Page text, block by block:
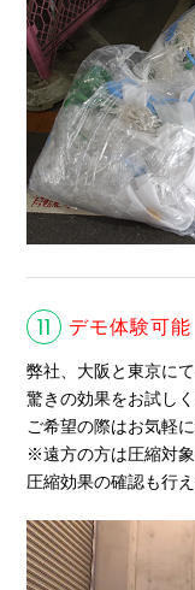
11 デモ体験可能
弊社、大阪と東京に
驚きの効果をお試しく
ご希望の際はお気軽
※遠方の方は圧縮対
圧縮効果の確認も行え